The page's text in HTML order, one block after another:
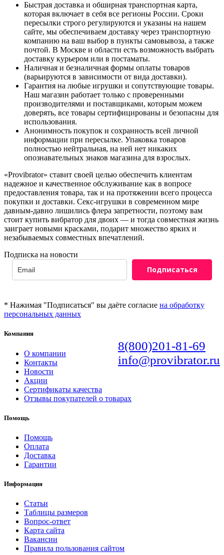
Быстрая доставка и обширная транспортная карта,
которая включает в себя все регионы России. Сроки
пересылки строго регулируются и указаны на нашем
сайте, мы обеспечиваем доставку через транспортную
компанию на ваш выбор в пункты самовывоза, а также
почтой. В Москве и области есть возможность выбрать
доставку курьером или в постаматы.
Наличная и безналичная формы оплаты товаров
(варьируются в зависимости от вида доставки).
Гарантия на любые игрушки и сопутствующие товары.
Наш магазин работает только с проверенными
производителями и поставщиками, которым можем
доверять, все товары сертифицированы и безопасны для
использования.
Анонимность покупок и сохранность всей личной
информации при пересылке. Упаковка товаров
полностью нейтральная, на ней нет никаких
опознавательных знаков магазина для взрослых.
«Provibrator» ставит своей целью обеспечить клиентам
надежное и качественное обслуживание как в вопросе
предоставления товара, так и на протяжении всего процесса
покупки и доставки. Секс-игрушки в современном мире
давным-давно лишились флера запретности, поэтому вам
стоит купить вибратор для двоих — и тогда совместная жизнь
заиграет новыми красками, подарит множество ярких и
незабываемых совместных впечатлений.
Подписка на новости
Подписаться
* Нажимая "Подписаться" вы даёте согласие на обработку
персональных данных
8(800)201-81-69
info@provibrator.ru
Компания
О компании
Контакты
Новости
Акции
Сертификаты качества
Отзывы покупателей о товарах
Помощь
Помощь
Оплата
Доставка
Гарантии
Информация
Статьи
Таблицы размеров
Вопрос-ответ
Карта сайта
Вакансии
Правила пользования сайтом